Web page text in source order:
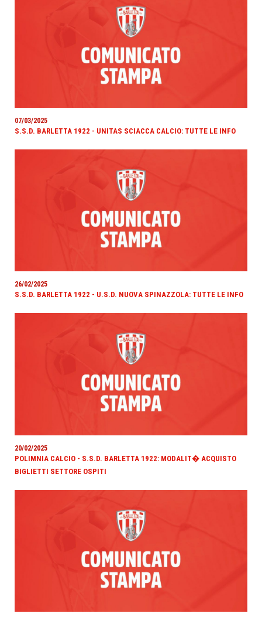
07/03/2025
S.S.D. BARLETTA 1922 - UNITAS SCIACCA CALCIO: TUTTE LE INFO
26/02/2025
S.S.D. BARLETTA 1922 - U.S.D. NUOVA SPINAZZOLA: TUTTE LE INFO
20/02/2025
POLIMNIA CALCIO - S.S.D. BARLETTA 1922: MODALIT� ACQUISTO
BIGLIETTI SETTORE OSPITI